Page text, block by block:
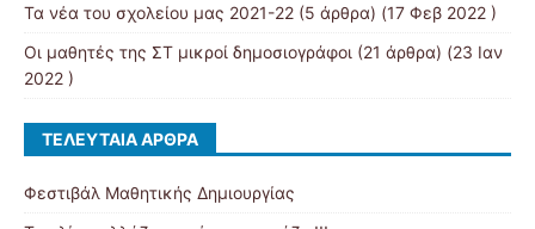
Τα νέα του σχολείου μας 2021-22 (5 άρθρα) (17 Φεβ 2022 )
Οι μαθητές της ΣΤ μικροί δημοσιογράφοι (21 άρθρα) (23 Ιαν
2022 )
ΤΕΛΕΥΤΑΊΑ ΆΡΘΡΑ
Φεστιβάλ Μαθητικής Δημιουργίας